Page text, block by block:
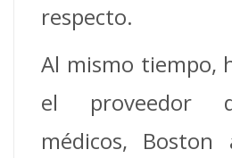
respecto.
Al mismo tiempo,
el proveedor
médicos, Boston